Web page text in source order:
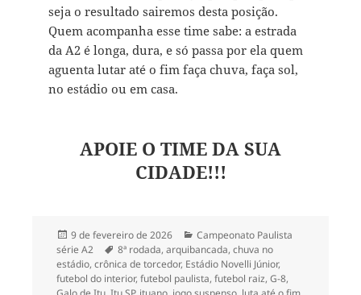
seja o resultado sairemos desta posição.
Quem acompanha esse time sabe: a estrada
da A2 é longa, dura, e só passa por ela quem
aguenta lutar até o fim faça chuva, faça sol,
no estádio ou em casa.
APOIE O TIME DA SUA
CIDADE!!!
Publicado
em
9 de fevereiro de 2026 Categorias
Campeonato Paulista
série A2
Tags
8ª rodada, arquibancada, chuva no
estádio, crônica de torcedor, Estádio Novelli Júnior,
futebol do interior, futebol paulista, futebol raiz, G-8,